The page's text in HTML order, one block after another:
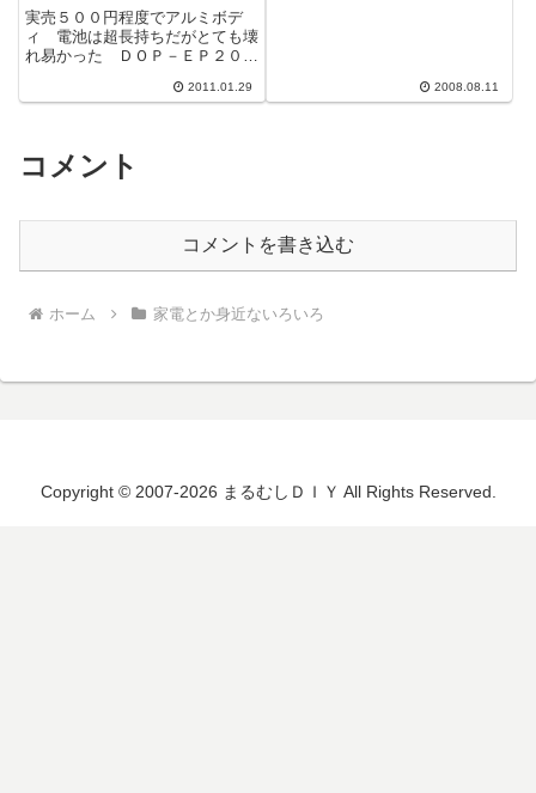
編＾＾
実売５００円程度でアルミボデ
ィ 電池は超長持ちだがとても壊
れ易かった ＤＯＰ－ＥＰ２０１
Ｐ－ＥＰ２０１だが、問題が起き
2011.01.29 2008.08.11
コメント
コメントを書き込む
ホーム 家電とか身近ないろいろ
Copyright © 2007-2026 まるむしＤＩＹ All Rights Reserved.